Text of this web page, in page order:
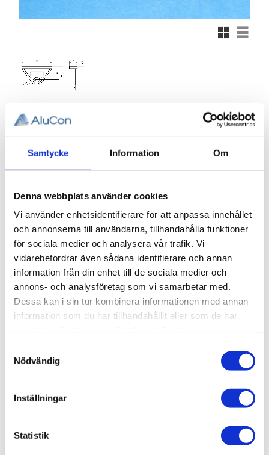
Samtycke Information Om
Denna webbplats använder cookies
Vi använder enhetsidentifierare för att anpassa innehållet
och annonserna till användarna, tillhandahålla funktioner
för sociala medier och analysera vår trafik. Vi
vidarebefordrar även sådana identifierare och annan
information från din enhet till de sociala medier och
annons- och analysföretag som vi samarbetar med.
Dessa kan i sin tur kombinera informationen med annan
information som du har tillhandahållit eller som de har
Nödvändig
Inställningar
Statistik
Rutnätsvy
Listvy
42,55KR
KÖP
Lagerstatus
Artikelnr
016-006
Vikt
0,015 kg
Glidhänge, T-Spår 8/11
Material:
37 mm